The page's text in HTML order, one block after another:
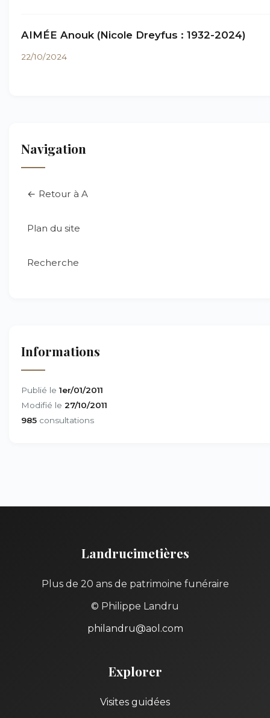
AIMÉE Anouk (Nicole Dreyfus : 1932-2024)
22/10/2024
Navigation
← Retour à A
Plan du site
Recherche
Informations
Publié le 1er/01/2011
Modifié le 27/10/2011
985 consultations
Landrucimetières
Plus de 20 ans de patrimoine funéraire
© Philippe Landru
philandru@aol.com
Explorer
Visites guidées